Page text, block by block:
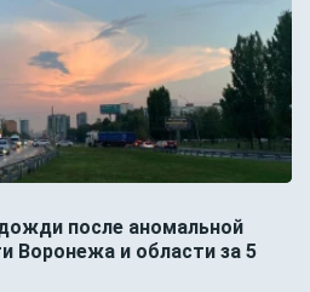
после аномальной
Воронежа и области за 5